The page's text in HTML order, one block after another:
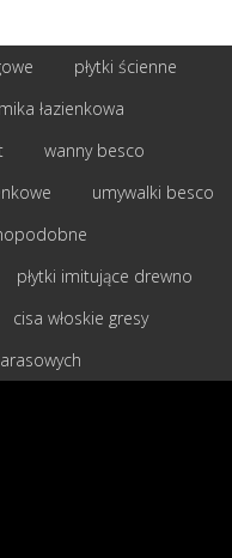
płytki ścienne
łazienkowa
wanny besco
umywalki besco
płytki imitujące drewno
cisa włoskie gresy